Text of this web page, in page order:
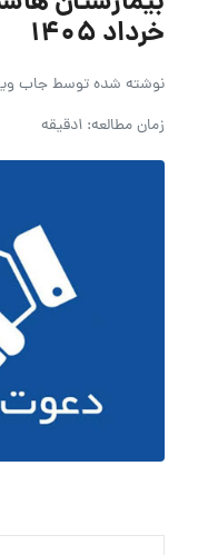
خرداد ۱۴۰۵
نوشته شده توسطجاب
زمان مطالعه: 1دقیقه